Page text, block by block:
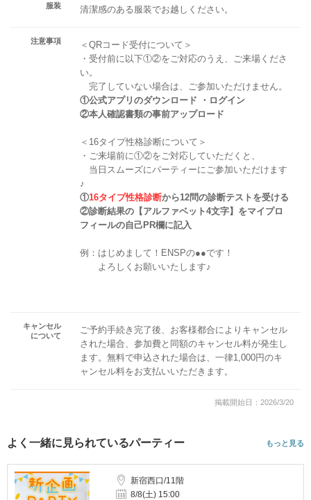
服装 清潔感のある服装でお越しください。
注意事項
＜QRコード受付について＞
・受付前に以下①②をご対応のうえ、ご来場くださ
い。
完了していない場合は、ご参加いただけません。
①公式アプリのダウンロード ・ログイン
②本人確認書類の事前アップロード
＜16タイプ性格診断について＞
・ご来場前に①②をご対応していただくと、
当日スムーズにパーティーにご参加いただけます
♪
①16タイプ性格診断から12問の診断テストを受ける
②診断結果の【アルファベット4文字】をマイプロ
フィールの自己PR欄に記入
例：はじめまして！ENSPの●●です！
よろしくお願いいたします♪
キャンセル
について
ご予約手続き完了後、お客様都合によりキャンセル
された場合、参加費と同額のキャンセル料が発生し
ます。無料で申込された場合は、一律1,000円のキ
ャンセル料をお支払いいただきます。
掲載開始日：2026/3/20
よく一緒に見られているパーティー もっと見る
新宿西口/11階
8/8(土) 15:00